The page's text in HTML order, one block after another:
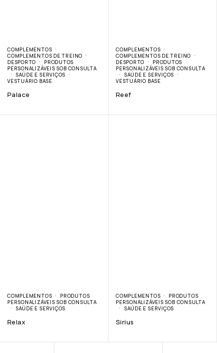
COMPLEMENTOS
COMPLEMENTOS DE TREINO
DESPORTO
PRODUTOS
PERSONALIZÁVEIS SOB CONSULTA
SAÚDE E SERVIÇOS
VESTUÁRIO BASE
Palace
COMPLEMENTOS
COMPLEMENTOS DE TREINO
DESPORTO
PRODUTOS
PERSONALIZÁVEIS SOB CONSULTA
SAÚDE E SERVIÇOS
VESTUÁRIO BASE
Reef
COMPLEMENTOS
PRODUTOS
PERSONALIZÁVEIS SOB CONSULTA
SAÚDE E SERVIÇOS
Relax
COMPLEMENTOS
PRODUTOS
PERSONALIZÁVEIS SOB CONSULTA
SAÚDE E SERVIÇOS
Sirius